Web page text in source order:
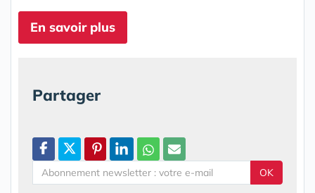
En savoir plus
Partager
OK